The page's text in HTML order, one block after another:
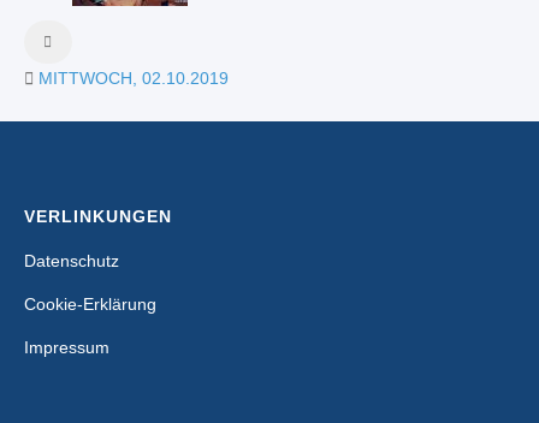
MITTWOCH, 02.10.2019
VERLINKUNGEN
Datenschutz
Cookie-Erklärung
Impressum